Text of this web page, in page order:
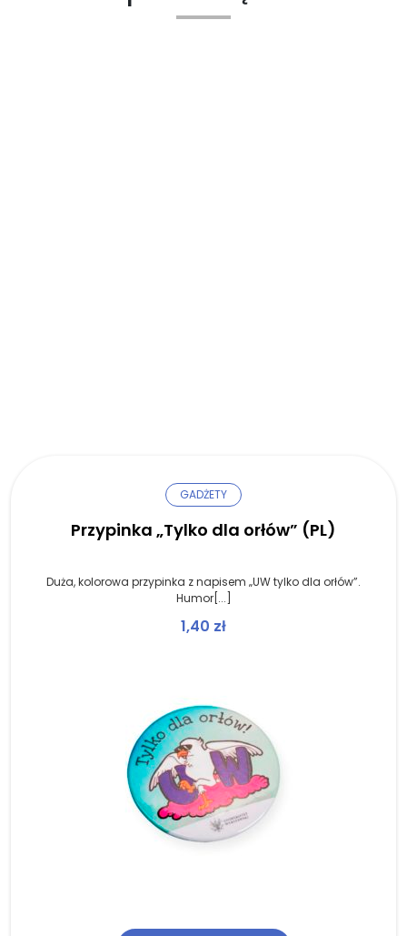
GADŻETY
Przypinka „Tylko dla orłów” (PL)
Duża, kolorowa przypinka z napisem „UW tylko dla orłów”.
Humor[...]
1,40 zł